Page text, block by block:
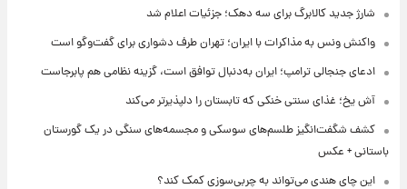
شارژ جدید کالابرگ برای سه دهک؛ جزئیات اعلام شد
واکنش ونس به مذاکرات با ایران؛ تهران طرف دشواری برای گفت‌وگو است
ادعای جنجالی ترامپ؛ ایران به‌دنبال توافق است، گزینه نظامی هم پابرجاست
آش یخ؛ غذای سنتی خنکی که تابستان را دلپذیرتر می‌کند
کشف شگفت‌انگیز طلسم‌های سوسکی و مجسمه‌های سنگی در یک گورستان
باستانی + عکس
این چای هندی می‌تواند به چربی‌سوزی کمک کند؟